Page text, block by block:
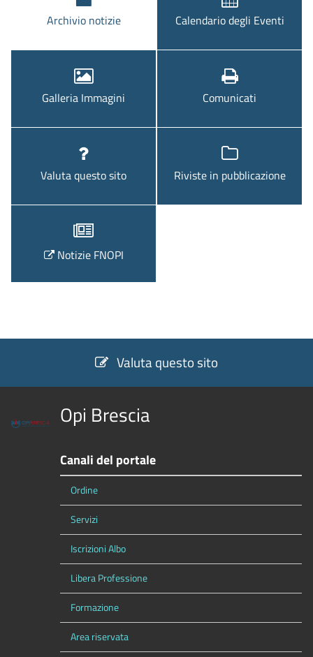
Archivio notizie Calendario degli Eventi
Galleria Immagini Comunicati
Valuta questo sito Riviste in pubblicazione
Notizie FNOPI
Valuta questo sito
Opi Brescia
Canali del portale
Ordine
Servizi
Iscrizioni Albo
Libera Professione
Formazione
Area riservata